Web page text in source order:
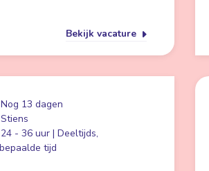
Bekijk vacature
Nog 13 dagen
Stiens
24 - 36 uur | Deeltijds,
tijd